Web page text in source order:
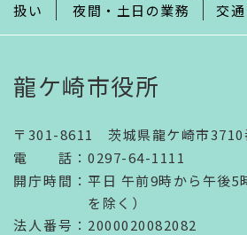
扱い
夜間・土日の業務 交
龍ケ崎市役所
〒301-8611 茨城県龍ケ崎市3710
電話 ： 0297-64-1111
開庁時間 ： 平日 午前9時から午後5
を除く）
法人番号 ：2000020082082